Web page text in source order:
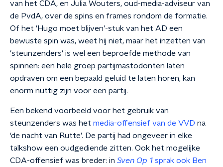
van het CDA, en Julia Wouters, oud-media-adviseur van
de PvdA, over de spins en frames rondom de formatie.
Of het 'Hugo moet blijven'-stuk van het AD een
bewuste spin was, weet hij niet, maar het inzetten van
'steunzenders' is wel een beproefde methode van
spinnen: een hele groep partijmastodonten laten
opdraven om een bepaald geluid te laten horen, kan
enorm nuttig zijn voor een partij.
Een bekend voorbeeld voor het gebruik van
steunzenders was het media-offensief van de VVD na
‘de nacht van Rutte’. De partij had ongeveer in elke
talkshow een oudgediende zitten. Ook het mogelijke
CDA-offensief was breder: in Sven Op 1 sprak ook Ben